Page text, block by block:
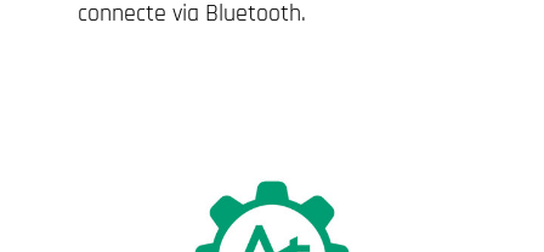
connecte via Bluetooth.